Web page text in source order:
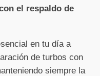
el respaldo de
en tu día a
de turbos con
siempre la